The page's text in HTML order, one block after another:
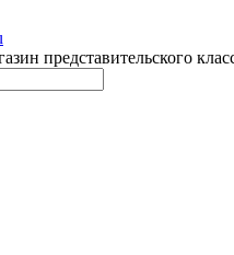
представительского